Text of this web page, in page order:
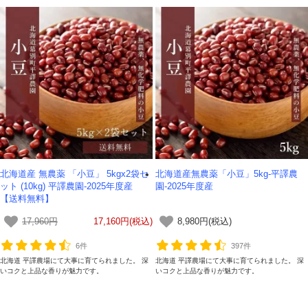
北海道産 無農薬 「小豆」 5kgx2袋セ
ット (10kg) 平譯農園-2025年度産
【送料無料】
17,960円 17,160円(税込)
6件
北海道 平譯農場にて大事に育てられました。 深
いコクと上品な香りが魅力です。
北海道産無農薬「小豆」5kg-平譯農
園-2025年度産
8,980円(税込)
397件
北海道 平譯農場にて大事に育てられました。 深
いコクと上品な香りが魅力です。